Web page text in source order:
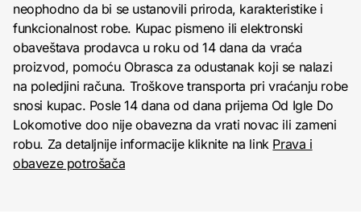
neophodno da bi se ustanovili priroda, karakteristike i
funkcionalnost robe. Kupac pismeno ili elektronski
obaveštava prodavca u roku od 14 dana da vraća
proizvod, pomoću Obrasca za odustanak koji se nalazi
na poledjini računa. Troškove transporta pri vraćanju robe
snosi kupac. Posle 14 dana od dana prijema Od Igle Do
Lokomotive doo nije obavezna da vrati novac ili zameni
robu. Za detaljnije informacije kliknite na link Prava i
obaveze potrošača